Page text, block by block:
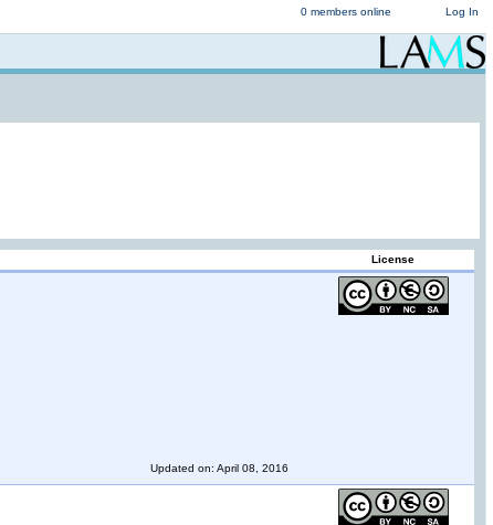
Log In
0 members online
License
Updated on: April 08, 2016